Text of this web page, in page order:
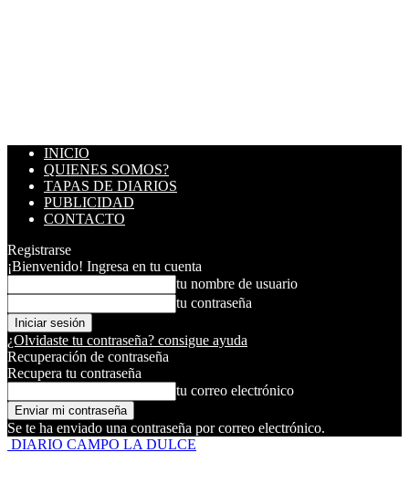
INICIO
QUIENES SOMOS?
TAPAS DE DIARIOS
PUBLICIDAD
CONTACTO
Registrarse
¡Bienvenido! Ingresa en tu cuenta
tu nombre de usuario
tu contraseña
¿Olvidaste tu contraseña? consigue ayuda
Recuperación de contraseña
Recupera tu contraseña
tu correo electrónico
Se te ha enviado una contraseña por correo electrónico.
DIARIO CAMPO LA DULCE